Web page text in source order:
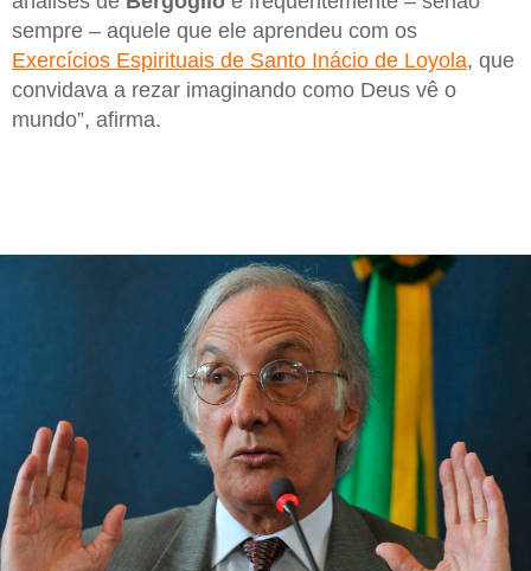
sempre – aquele que ele aprendeu com os
Exercícios Espirituais de Santo Inácio de Loyola, que
convidava a rezar imaginando como Deus vê o
mundo”, afirma.